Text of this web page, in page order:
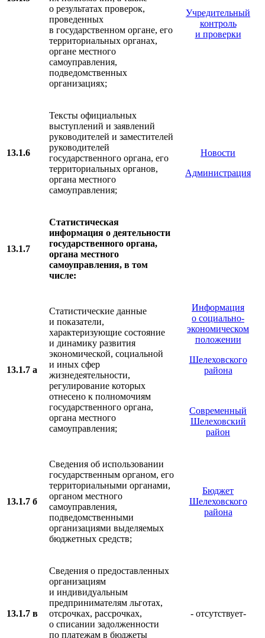
о результатах проверок,
проведенных
в государственном органе, его
территориальных органах,
органе местного
самоуправления,
подведомственных
организациях;
Учредительный
контроль
и проверки
13.1.6
Тексты официальных
выступлений и заявлений
руководителей и заместителей
руководителей
государственного органа, его
территориальных органов,
органа местного
самоуправления;
Новости
Администрация
13.1.7
Статистическая
информация о деятельности
государственного органа,
органа местного
самоуправления, в том
числе:
13.1.7 а
Статистические данные
и показатели,
характеризующие состояние
и динамику развития
экономической, социальной
и иных сфер
жизнедеятельности,
регулирование которых
отнесено к полномочиям
государственного органа,
органа местного
самоуправления;
Информация
о социально-
экономическом
положении
Шелеховского
района
Современный
Шелеховский
район
13.1.7 б
Сведения об использовании
государственным органом, его
территориальными органами,
органом местного
самоуправления,
подведомственными
организациями выделяемых
бюджетных средств;
Бюджет
Шелеховского
района
13.1.7 в
Сведения о предоставленных
организациям
и индивидуальным
предпринимателям льготах,
отсрочках, рассрочках,
о списании задолженности
по платежам в бюджеты
- отсутствует-